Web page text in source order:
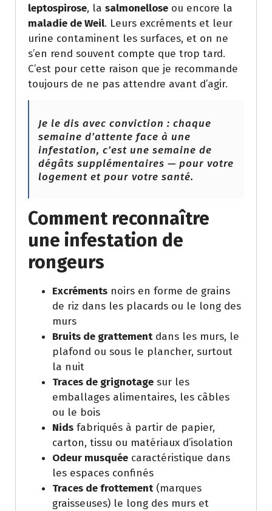
leptospirose, la salmonellose ou encore la
maladie de Weil. Leurs excréments et leur
urine contaminent les surfaces, et on ne
s’en rend souvent compte que trop tard.
C’est pour cette raison que je recommande
toujours de ne pas attendre avant d’agir.
Je le dis avec conviction : chaque
semaine d’attente face à une
infestation, c’est une semaine de
dégâts supplémentaires — pour votre
logement et pour votre santé.
Comment reconnaître
une infestation de
rongeurs
Excréments noirs en forme de grains
de riz dans les placards ou le long des
murs
Bruits de grattementdans les murs, le
plafond ou sous le plancher, surtout
la nuit
Traces de grignotage sur les
emballages alimentaires, les câbles
ou le bois
Nids fabriqués à partir de papier,
carton, tissu ou matériaux d’isolation
Odeur musquée caractéristique dans
les espaces confinés
Traces de frottement(marques
graisseuses) le long des murs et